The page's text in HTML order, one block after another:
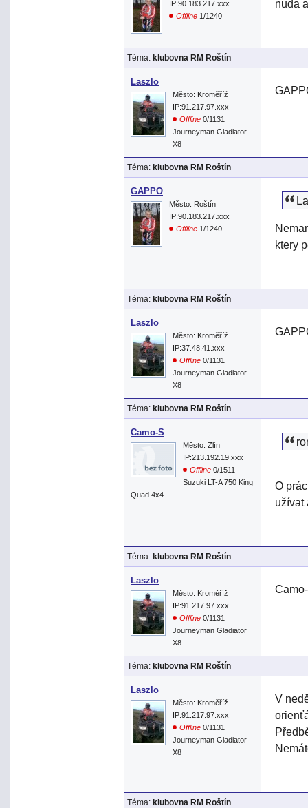
IP:90.183.217.xxx
Offline 1/1240
nuda
Téma: klubovna RM Roštín
Laszlo
Město: Kroměříž
IP:91.217.97.xxx
Offline 0/1131
Journeyman Gladiator
X8
Téma: klubovna RM Roštín
GAPPO
Město: Roštín
IP:90.183.217.xxx
Offline 1/1240
ktery
Téma: klubovna RM Roštín
Laszlo
Město: Kroměříž
IP:37.48.41.xxx
Offline 0/1131
Journeyman Gladiator
X8
Téma: klubovna RM Roštín
Camo-S
Město: Zlín
IP:213.192.19.xxx
Offline 0/1511
Suzuki LT-A 750 King
Quad 4x4
O
užívat
Téma: klubovna RM Roštín
Laszlo
Město: Kroměříž
IP:91.217.97.xxx
Offline 0/1131
Journeyman Gladiator
X8
Téma: klubovna RM Roštín
Laszlo
Město: Kroměříž
IP:91.217.97.xxx
Offline 0/1131
Journeyman Gladiator
X8
V
Téma: klubovna RM Roštín